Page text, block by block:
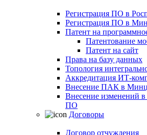
Регистрация ПО в
Регистрация ПО в
Патент на
Патентование
Патент на сайт
Права на базу данных
Топология
Аккредитация ИТ-
Внесение ПАК в
Внесение изменений в
ПО
Договоры
Договор отчуждения